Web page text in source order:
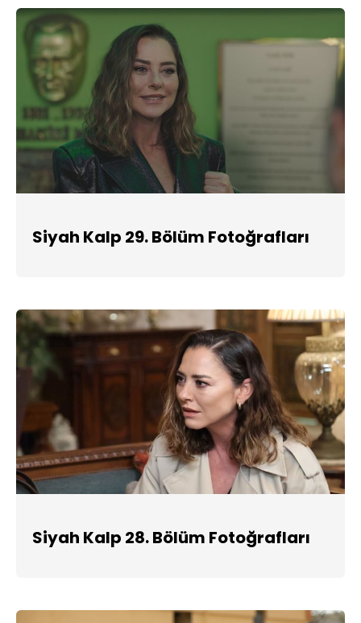
Siyah Kalp 29. Bölüm Fotoğrafları
Siyah Kalp 28. Bölüm Fotoğrafları